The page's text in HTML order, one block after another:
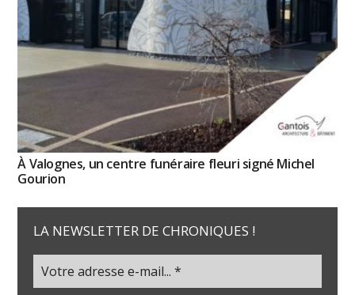
À Valognes, un centre funéraire fleuri signé Michel
Gourion
LA NEWSLETTER DE CHRONIQUES !